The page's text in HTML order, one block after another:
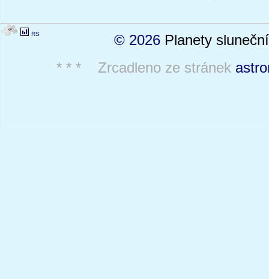
RS © 2026 Planety
* * * Zrcadleno ze stránek